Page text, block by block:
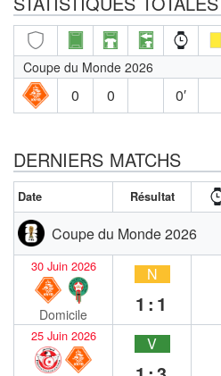
Coupe du Monde 2026
0 0 0′
DERNIERS MATCHS
Date Résultat
Coupe du Monde 2026
30 Juin 2026
Domicile
N
1:1
25 Juin 2026 V